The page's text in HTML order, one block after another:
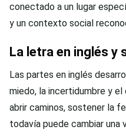
conectado a un lugar
y un contexto social
La letra en inglés y
Las partes en inglés
miedo, la incertidumbre y
abrir caminos, sostener la
todavía puede cambiar una